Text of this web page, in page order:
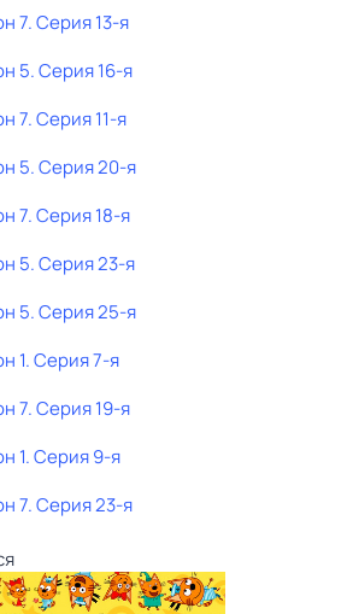
7. Серия 13-я
5. Серия 16-я
7. Серия 11-я
5. Серия 20-я
7. Серия 18-я
5. Серия 23-я
5. Серия 25-я
1. Серия 7-я
7. Серия 19-я
1. Серия 9-я
7. Серия 23-я